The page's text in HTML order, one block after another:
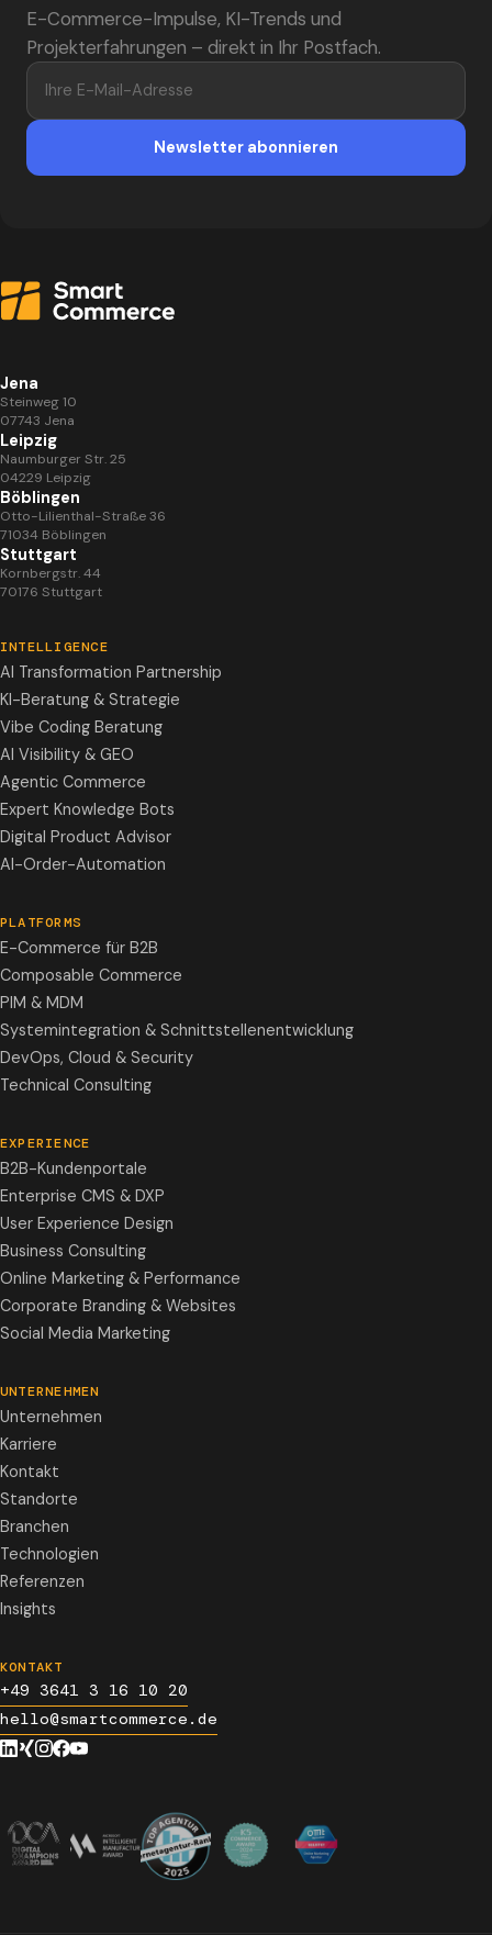
E-Commerce-Impulse, KI-Trends und
Projekterfahrungen – direkt in Ihr Postfach.
Ihre E-Mail-Adresse
Newsletter abonnieren
Jena
Steinweg 10
07743 Jena
Leipzig
Naumburger Str. 25
04229 Leipzig
Böblingen
Otto-Lilienthal-Straße 36
71034 Böblingen
Stuttgart
Kornbergstr. 44
70176 Stuttgart
INTELLIGENCE
AI Transformation Partnership
KI-Beratung & Strategie
Vibe Coding Beratung
AI Visibility & GEO
Agentic Commerce
Expert Knowledge Bots
Digital Product Advisor
AI-Order-Automation
PLATFORMS
E-Commerce für B2B
Composable Commerce
PIM & MDM
Systemintegration & Schnittstellenentwicklung
DevOps, Cloud & Security
Technical Consulting
EXPERIENCE
B2B-Kundenportale
Enterprise CMS & DXP
User Experience Design
Business Consulting
Online Marketing & Performance
Corporate Branding & Websites
Social Media Marketing
UNTERNEHMEN
Unternehmen
Karriere
Kontakt
Standorte
Branchen
Technologien
Referenzen
Insights
KONTAKT
+49 3641 3 16 10 20
hello@smartcommerce.de